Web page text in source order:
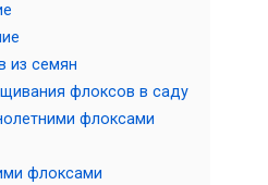
из семян
флоксов в саду
флоксами
флоксами